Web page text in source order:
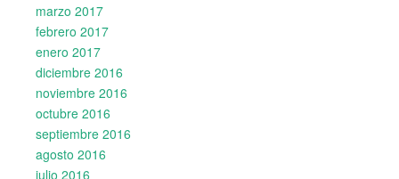
marzo 2017
febrero 2017
enero 2017
diciembre 2016
noviembre 2016
octubre 2016
septiembre 2016
agosto 2016
julio 2016